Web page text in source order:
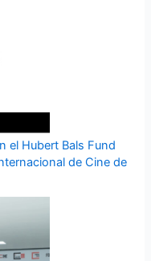
el Hubert Bals Fund
de Cine de